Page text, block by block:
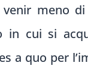
meno
in cui si
a quo per